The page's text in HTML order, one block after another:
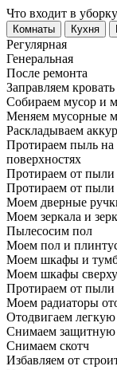
Что входит в уборку
Регу­лярная
Гене­ральная
После ремонта
Заправляем кровать
Собираем мусор и
Меняем мусорные
Раскладываем
Протираем пыль на
поверхностях
Протираем от
Протираем от
Моем дверные
Моем зеркала и
Пылесосим пол
Моем пол и
Моем шкафы и
Моем шкафы сверху
Протираем от
Моем радиаторы
Отодвигаем
Снимаем защитную
Снимаем скотч
Избавляем от